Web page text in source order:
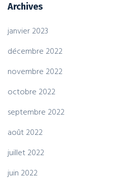
Archives
janvier 2023
décembre 2022
novembre 2022
octobre 2022
septembre 2022
août 2022
juillet 2022
juin 2022